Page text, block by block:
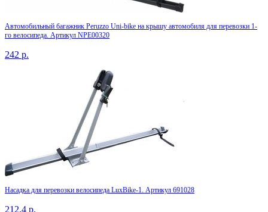
Автомобильный багажник Peruzzo Uni-bike на крышу автомобиля для перевозки 1-
го велосипеда. Артикул NPE00320
242 р.
Насадка для перевозки велосипеда LuxBike-1. Артикул 691028
212.4 р.